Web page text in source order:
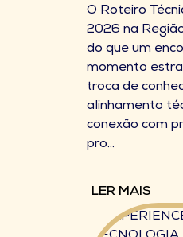
O Roteiro
2026 na
do que um
momento
troca de
alinhamento
conexão com
pro...
LER MAIS